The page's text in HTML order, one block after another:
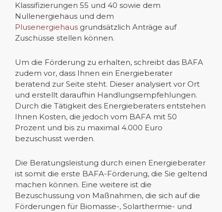
Klassifizierungen 55 und 40 sowie dem
Nullenergiehaus und dem
Plusenergiehaus grundsätzlich Anträge auf
Zuschüsse stellen können.
Um die Förderung zu erhalten, schreibt das BAFA
zudem vor, dass Ihnen ein Energieberater
beratend zur Seite steht. Dieser analysiert vor Ort
und erstellt daraufhin Handlungsempfehlungen.
Durch die Tätigkeit des Energieberaters entstehen
Ihnen Kosten, die jedoch vom BAFA mit 50
Prozent und bis zu maximal 4.000 Euro
bezuschusst werden.
Die Beratungsleistung durch einen Energieberater
ist somit die erste BAFA-Förderung, die Sie geltend
machen können. Eine weitere ist die
Bezuschussung von Maßnahmen, die sich auf die
Förderungen für Biomasse-, Solarthermie- und